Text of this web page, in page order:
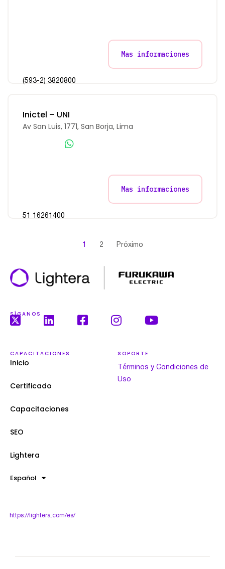
(593-2) 3820800
Mas informaciones
Inictel – UNI
Av San Luis, 1771, San Borja, Lima
51 16261400
Mas informaciones
1 2 Próximo
SÍGANOS
CAPACITACIONES
Inicio
Certificado
Capacitaciones
SEO
Lightera
Español
SOPORTE
Términos y Condiciones de
Uso
https://lightera.com/es/